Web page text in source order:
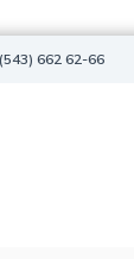
662 62-66